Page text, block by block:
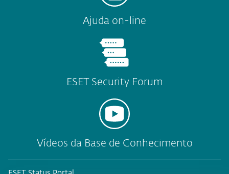
Ajuda on-line
ESET Security Forum
Vídeos da Base de Conhecimento